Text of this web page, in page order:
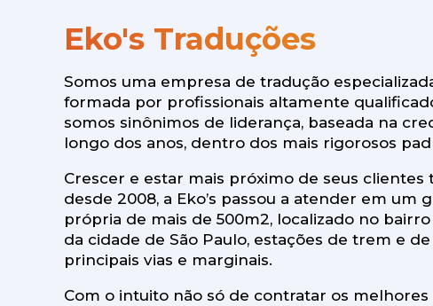
Eko's Traduções
Somos uma empresa de tradução
formada por profissionais altamente
somos sinônimos de liderança, baseada na
longo dos anos, dentro dos mais rigorosos
Crescer e estar mais próximo de seus clientes
desde 2008, a Eko’s passou a atender em um
própria de mais de 500m2, localizado no
da cidade de São Paulo, estações de trem e
principais vias e marginais.
Com o intuito não só de contratar os